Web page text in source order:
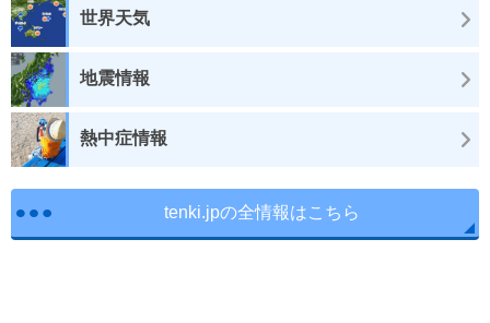
世界天気
地震情報
熱中症情報
tenki.jpの全情報はこちら